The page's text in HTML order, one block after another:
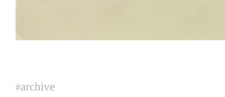
#archive